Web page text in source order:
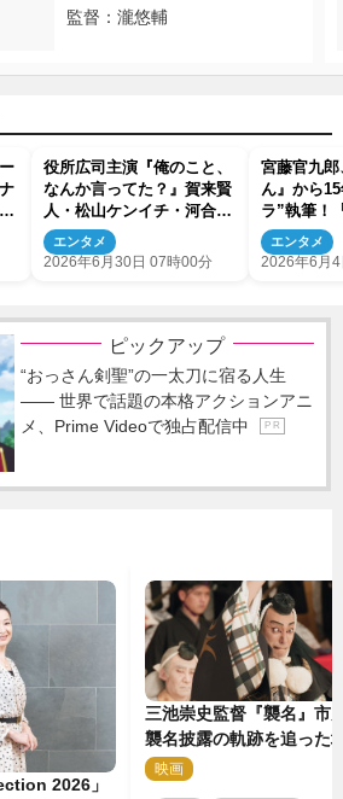
監督：瀧悠輔
役所広司主演『俺のこと、
なんか言ってた？』賀来賢
人・松山ケンイチ・河合優
実ら豪華追加キャスト発表
エンタメ
2026年6月30日 07時00分
宮藤官九
ん』から
ラ”執筆！
チ』主演
エンタメ
2026年6月
ピックアップ
“おっさん剣聖”の一太刀に宿る人生
―― 世界で話題の本格アクションアニ
メ、Prime Videoで独占配信中
P R
2026」
三池崇史監督『襲名』市
襲名披露の軌跡を追った
点解禁！
映画